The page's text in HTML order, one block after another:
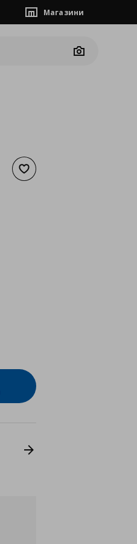
Магазини
Camera
Добави към списъка с